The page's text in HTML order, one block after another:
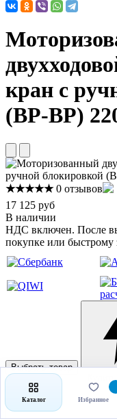
кран с
(ВР-ВР)
★★★★★ 0 отзывов
17 125 руб
В наличии
НДС включен. После
покупке или быстрому
Выбрать товар
Каталог Избранное